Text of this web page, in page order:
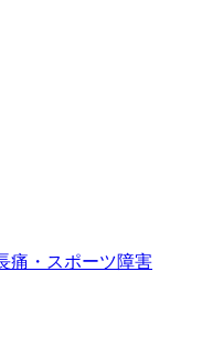
痛・スポーツ障害